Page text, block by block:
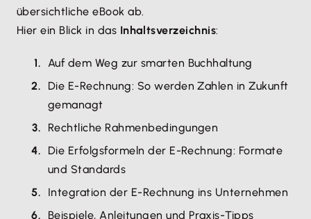
übersichtliche eBook ab.
Hier ein Blick in das Inhaltsverzeichnis:
Auf dem Weg zur smarten Buchhaltung
Die E-Rechnung: So werden Zahlen in Zukunft
gemanagt
Rechtliche Rahmenbedingungen
Die Erfolgsformeln der E-Rechnung: Formate
und Standards
Integration der E-Rechnung ins Unternehmen
Beispiele, Anleitungen und Praxis-Tipps